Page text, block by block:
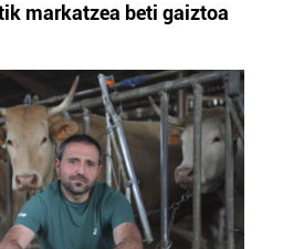
markatzea beti gaiztoa